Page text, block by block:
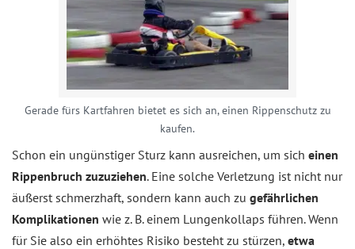
Gerade fürs Kartfahren bietet es sich an, einen Rippenschutz zu
kaufen.
Schon ein ungünstiger Sturz kann ausreichen, um sich einen
Rippenbruch zuzuziehen. Eine solche Verletzung ist nicht nur
äußerst schmerzhaft, sondern kann auch zu gefährlichen
Komplikationen wie z. B. einem Lungenkollaps führen. Wenn
für Sie also ein erhöhtes Risiko besteht zu stürzen, etwa